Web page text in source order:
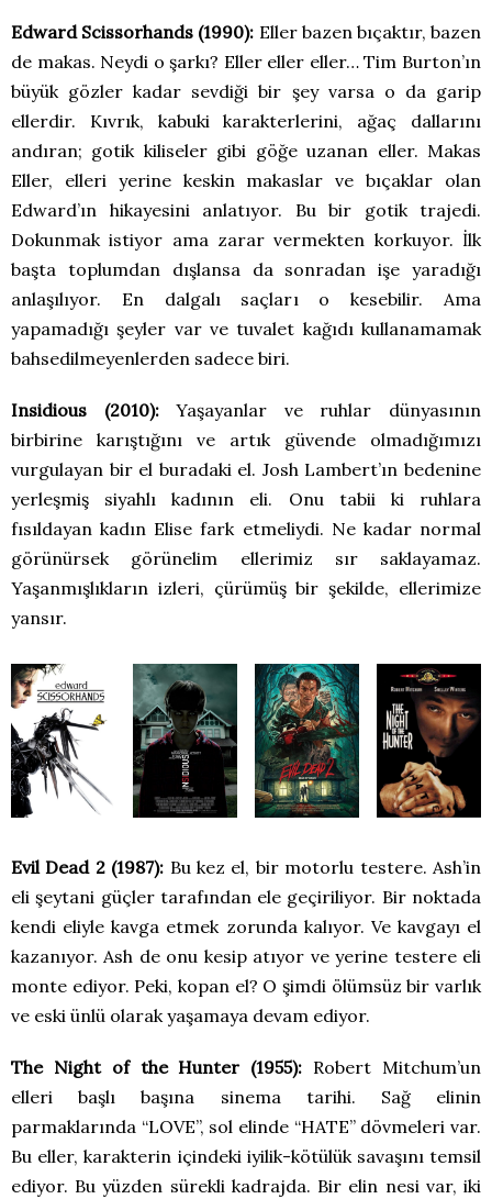
Edward Scissorhands (1990): Eller bazen bıçaktır, bazen
de makas. Neydi o şarkı? Eller eller eller… Tim Burton’ın
büyük gözler kadar sevdiği bir şey varsa o da garip
ellerdir. Kıvrık, kabuki karakterlerini, ağaç dallarını
andıran; gotik kiliseler gibi göğe uzanan eller. Makas
Eller, elleri yerine keskin makaslar ve bıçaklar olan
Edward’ın hikayesini anlatıyor. Bu bir gotik trajedi.
Dokunmak istiyor ama zarar vermekten korkuyor. İlk
başta toplumdan dışlansa da sonradan işe yaradığı
anlaşılıyor. En dalgalı saçları o kesebilir. Ama
yapamadığı şeyler var ve tuvalet kağıdı kullanamamak
bahsedilmeyenlerden sadece biri.
Insidious (2010):Yaşayanlar ve ruhlar dünyasının
birbirine karıştığını ve artık güvende olmadığımızı
vurgulayan bir el buradaki el. Josh Lambert’ın bedenine
yerleşmiş siyahlı kadının eli. Onu tabii ki ruhlara
fısıldayan kadın Elise fark etmeliydi. Ne kadar normal
görünürsek görünelim ellerimiz sır saklayamaz.
Yaşanmışlıkların izleri, çürümüş bir şekilde, ellerimize
yansır.
Evil Dead 2 (1987): Bu kez el, bir motorlu testere. Ash’in
eli şeytani güçler tarafından ele geçiriliyor. Bir noktada
kendi eliyle kavga etmek zorunda kalıyor. Ve kavgayı el
kazanıyor. Ash de onu kesip atıyor ve yerine testere eli
monte ediyor. Peki, kopan el? O şimdi ölümsüz bir varlık
ve eski ünlü olarak yaşamaya devam ediyor.
The Night of the Hunter (1955): Robert Mitchum’un
elleri başlı başına sinema tarihi. Sağ elinin
parmaklarında “LOVE”, sol elinde “HATE” dövmeleri var.
Bu eller, karakterin içindeki iyilik-kötülük savaşını temsil
ediyor. Bu yüzden sürekli kadrajda. Bir elin nesi var, iki